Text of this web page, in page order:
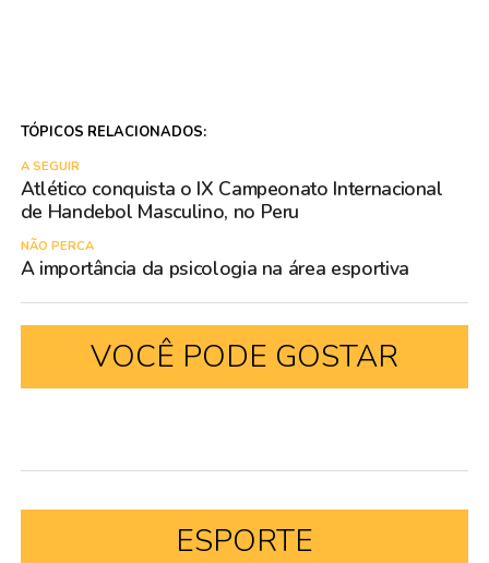
TÓPICOS RELACIONADOS:
A SEGUIR
Atlético conquista o IX Campeonato Internacional
de Handebol Masculino, no Peru
NÃO PERCA
A importância da psicologia na área esportiva
VOCÊ PODE GOSTAR
ESPORTE